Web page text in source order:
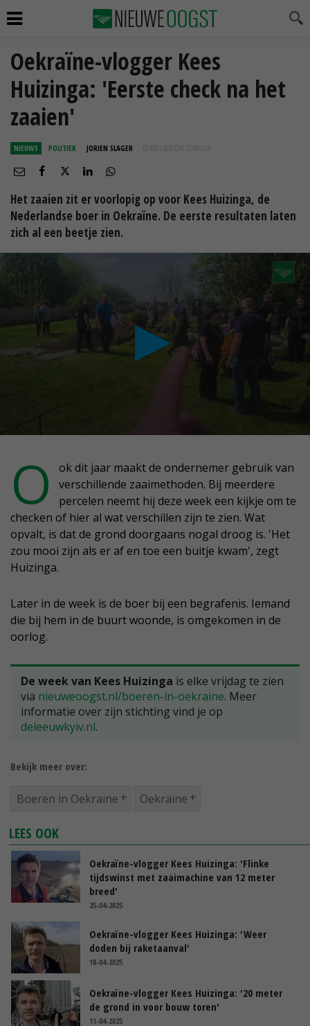
Oekraïne-vlogger Kees
Huizinga: 'Eerste check na het
zaaien'
NIEUWS POLITIEK JORIEN SLAGER 02 MEI 2025 OM 12:00
Het zaaien zit er voorlopig op voor Kees Huizinga, de
Nederlandse boer in Oekraïne. De eerste resultaten laten
zich al een beetje zien.
O
ok dit jaar maakt de ondernemer gebruik van
verschillende zaaimethoden. Bij meerdere
percelen neemt hij deze week een kijkje om te
checken of hier al wat verschillen zijn te zien. Wat
opvalt, is dat de grond doorgaans nogal droog is. 'Het
zou mooi zijn als er af en toe een buitje kwam', zegt
Huizinga.
Later in de week is de boer bij een begrafenis. Iemand
die bij hem in de buurt woonde, is omgekomen in de
oorlog.
De week van Kees Huizinga is elke vrijdag te zien
via nieuweoogst.nl/boeren-in-oekraine. Meer
informatie over zijn stichting vind je op
deleeuwkyiv.nl.
Bekijk meer over:
Boeren in Oekraïne Oekraïne
LEES OOK
Oekraïne-vlogger Kees Huizinga: 'Flinke
tijdswinst met zaaimachine van 12 meter
breed'
25-04-2025
Oekraïne-vlogger Kees Huizinga: 'Weer
doden bij raketaanval'
18-04-2025
Oekraïne-vlogger Kees Huizinga: '20 meter
de grond in voor bouw toren'
11-04-2025